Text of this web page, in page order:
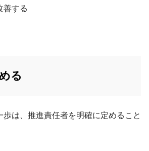
善する
る
は、推進責任者を明確に定めること